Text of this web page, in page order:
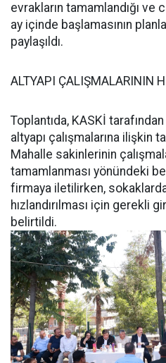
evrakların tamamlandığı ve
ay içinde başlamasının
paylaşıldı.
ALTYAPI ÇALIŞMALARININ
Toplantıda, KASKİ
altyapı çalışmalarına ilişkin
Mahalle sakinlerinin
tamamlanması yönündeki
firmaya iletilirken,
hızlandırılması için gerekli
belirtildi.